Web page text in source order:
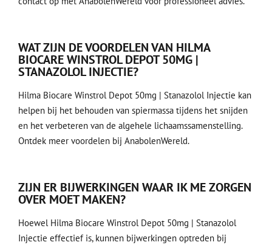
WAT ZIJN DE VOORDELEN VAN HILMA
BIOCARE WINSTROL DEPOT 50MG |
STANAZOLOL INJECTIE?
Hilma Biocare Winstrol Depot 50mg | Stanazolol Injectie kan
helpen bij het behouden van spiermassa tijdens het snijden
en het verbeteren van de algehele lichaamssamenstelling.
Ontdek meer voordelen bij AnabolenWereld.
ZIJN ER BIJWERKINGEN WAAR IK ME ZORGEN
OVER MOET MAKEN?
Hoewel Hilma Biocare Winstrol Depot 50mg | Stanazolol
Injectie effectief is, kunnen bijwerkingen optreden bij